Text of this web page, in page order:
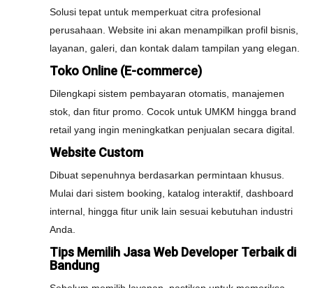
Solusi tepat untuk memperkuat citra profesional
perusahaan. Website ini akan menampilkan profil bisnis,
layanan, galeri, dan kontak dalam tampilan yang elegan.
Toko Online (E-commerce)
Dilengkapi sistem pembayaran otomatis, manajemen
stok, dan fitur promo. Cocok untuk UMKM hingga brand
retail yang ingin meningkatkan penjualan secara digital.
Website Custom
Dibuat sepenuhnya berdasarkan permintaan khusus.
Mulai dari sistem booking, katalog interaktif, dashboard
internal, hingga fitur unik lain sesuai kebutuhan industri
Anda.
Tips Memilih Jasa Web Developer Terbaik di
Bandung